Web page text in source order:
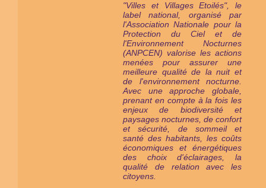
"Villes et Villages Etoilés", le
label national, organisé par
l'Association Nationale pour la
Protection du Ciel et de
l'Environnement Nocturnes
(ANPCEN) valorise les actions
menées pour assurer une
meilleure qualité de la nuit et
de l'environnement nocturne.
Avec une approche globale,
prenant en compte à la fois les
enjeux de biodiversité et
paysages nocturnes, de confort
et sécurité, de sommeil et
santé des habitants, les coûts
économiques et énergétiques
des choix d'éclairages, la
qualité de relation avec les
citoyens.